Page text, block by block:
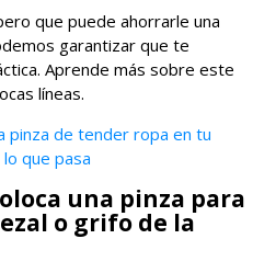
que puede ahorrarle una
garantizar que te
Aprende más sobre este
líneas.
pinza de tender ropa en tu
que pasa
una pinza para
o grifo de la